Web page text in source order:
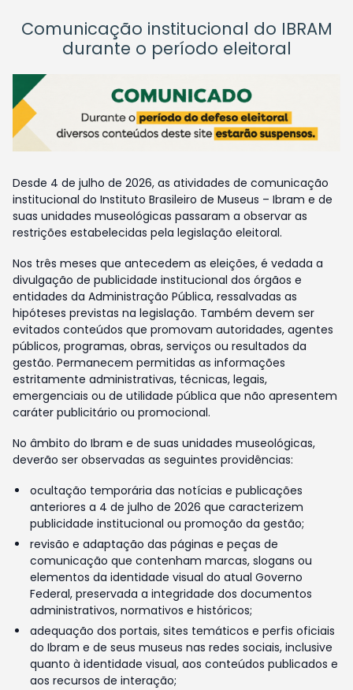
Comunicação institucional do IBRAM
durante o período eleitoral
Desde 4 de julho de 2026, as atividades de comunicação
institucional do Instituto Brasileiro de Museus – Ibram e de
suas unidades museológicas passaram a observar as
restrições estabelecidas pela legislação eleitoral.
Nos três meses que antecedem as eleições, é vedada a
divulgação de publicidade institucional dos órgãos e
entidades da Administração Pública, ressalvadas as
hipóteses previstas na legislação. Também devem ser
evitados conteúdos que promovam autoridades, agentes
públicos, programas, obras, serviços ou resultados da
gestão. Permanecem permitidas as informações
estritamente administrativas, técnicas, legais,
emergenciais ou de utilidade pública que não apresentem
caráter publicitário ou promocional.
No âmbito do Ibram e de suas unidades museológicas,
deverão ser observadas as seguintes providências:
ocultação temporária das notícias e publicações
anteriores a 4 de julho de 2026 que caracterizem
publicidade institucional ou promoção da gestão;
revisão e adaptação das páginas e peças de
comunicação que contenham marcas, slogans ou
elementos da identidade visual do atual Governo
Federal, preservada a integridade dos documentos
administrativos, normativos e históricos;
adequação dos portais, sites temáticos e perfis oficiais
do Ibram e de seus museus nas redes sociais, inclusive
quanto à identidade visual, aos conteúdos publicados e
aos recursos de interação;